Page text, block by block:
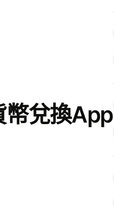
幣兌換App